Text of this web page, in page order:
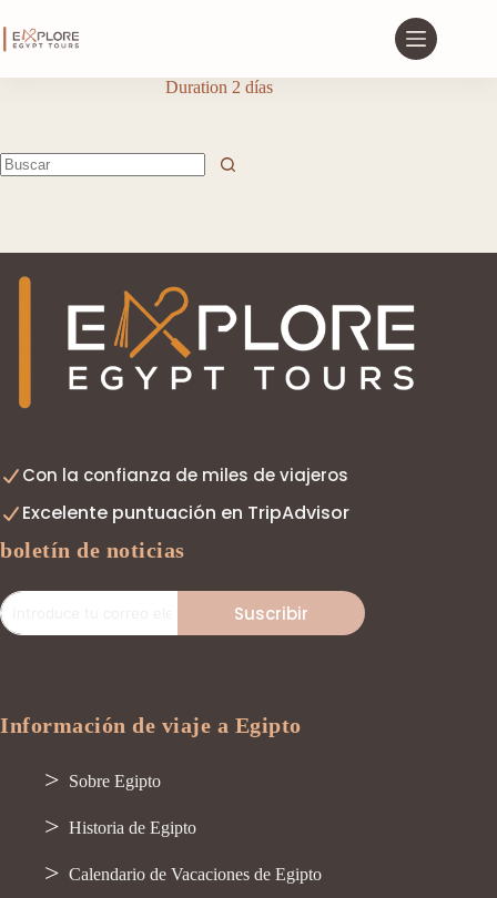
Duration 2 días
Con la confianza de miles de viajeros
Excelente puntuación en TripAdvisor
boletín de noticias
Suscribir
Información de viaje a Egipto
Sobre Egipto
Historia de Egipto
Calendario de Vacaciones de Egipto